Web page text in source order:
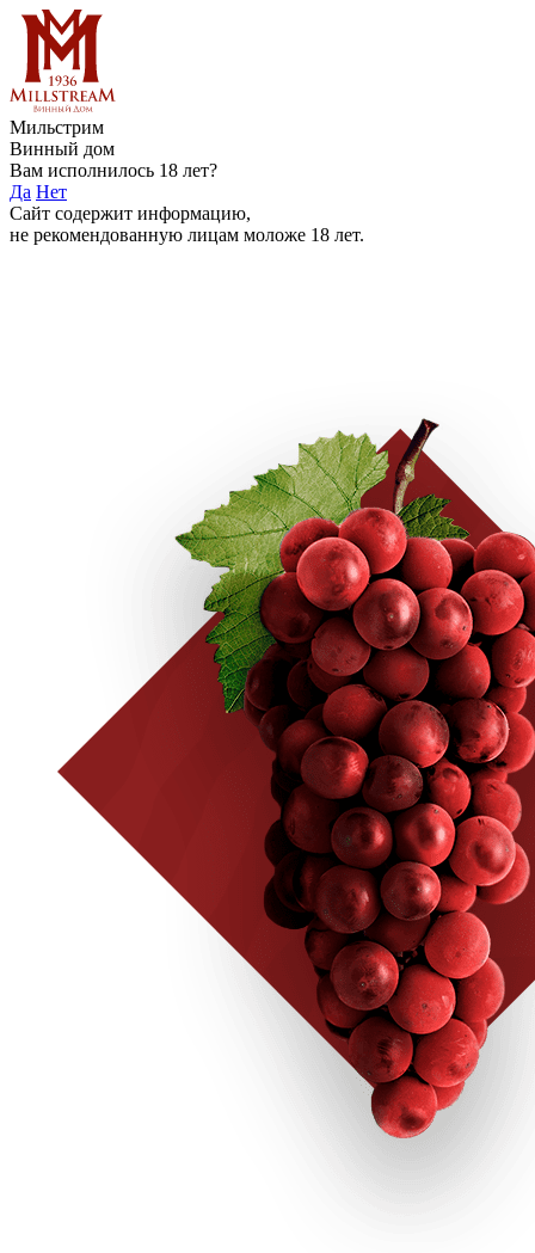
Мильстрим
Винный дом
Вам исполнилось 18 лет?
Да Нет
Сайт содержит информацию,
не рекомендованную лицам моложе 18 лет.